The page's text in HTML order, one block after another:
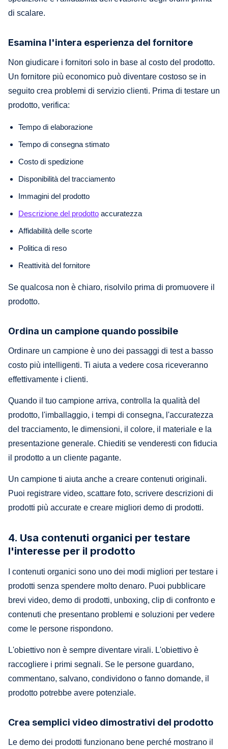
di scalare.
Esamina l'intera esperienza del fornitore
Non giudicare i fornitori solo in base al costo del prodotto.
Un fornitore più economico può diventare costoso se in
seguito crea problemi di servizio clienti. Prima di testare un
prodotto, verifica:
Tempo di elaborazione
Tempo di consegna stimato
Costo di spedizione
Disponibilità del tracciamento
Immagini del prodotto
Descrizione del prodotto accuratezza
Affidabilità delle scorte
Politica di reso
Reattività del fornitore
Se qualcosa non è chiaro, risolvilo prima di promuovere il
prodotto.
Ordina un campione quando possibile
Ordinare un campione è uno dei passaggi di test a basso
costo più intelligenti. Ti aiuta a vedere cosa riceveranno
effettivamente i clienti.
Quando il tuo campione arriva, controlla la qualità del
prodotto, l'imballaggio, i tempi di consegna, l'accuratezza
del tracciamento, le dimensioni, il colore, il materiale e la
presentazione generale. Chiediti se venderesti con fiducia
il prodotto a un cliente pagante.
Un campione ti aiuta anche a creare contenuti originali.
Puoi registrare video, scattare foto, scrivere descrizioni di
prodotti più accurate e creare migliori demo di prodotti.
4. Usa contenuti organici per testare
l'interesse per il prodotto
I contenuti organici sono uno dei modi migliori per testare i
prodotti senza spendere molto denaro. Puoi pubblicare
brevi video, demo di prodotti, unboxing, clip di confronto e
contenuti che presentano problemi e soluzioni per vedere
come le persone rispondono.
L'obiettivo non è sempre diventare virali. L'obiettivo è
raccogliere i primi segnali. Se le persone guardano,
commentano, salvano, condividono o fanno domande, il
prodotto potrebbe avere potenziale.
Crea semplici video dimostrativi del prodotto
Le demo dei prodotti funzionano bene perché mostrano il